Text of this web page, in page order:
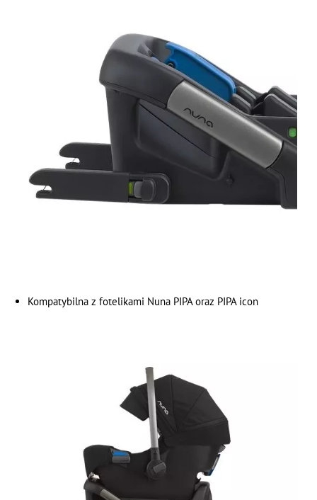
Kompatybilna z fotelikami Nuna PIPA oraz PIPA icon